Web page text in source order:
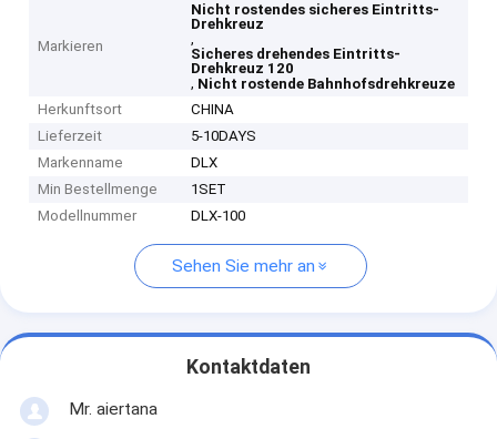
Markieren
Nicht rostendes sicheres Eintritts-
Drehkreuz
,
Sicheres drehendes Eintritts-
Drehkreuz 120
, Nicht rostende Bahnhofsdrehkreuze
Herkunftsort
CHINA
Lieferzeit
5-10DAYS
Markenname
DLX
Min Bestellmenge
1SET
Modellnummer
DLX-100
Sehen Sie mehr an
Kontaktdaten
Mr. aiertana